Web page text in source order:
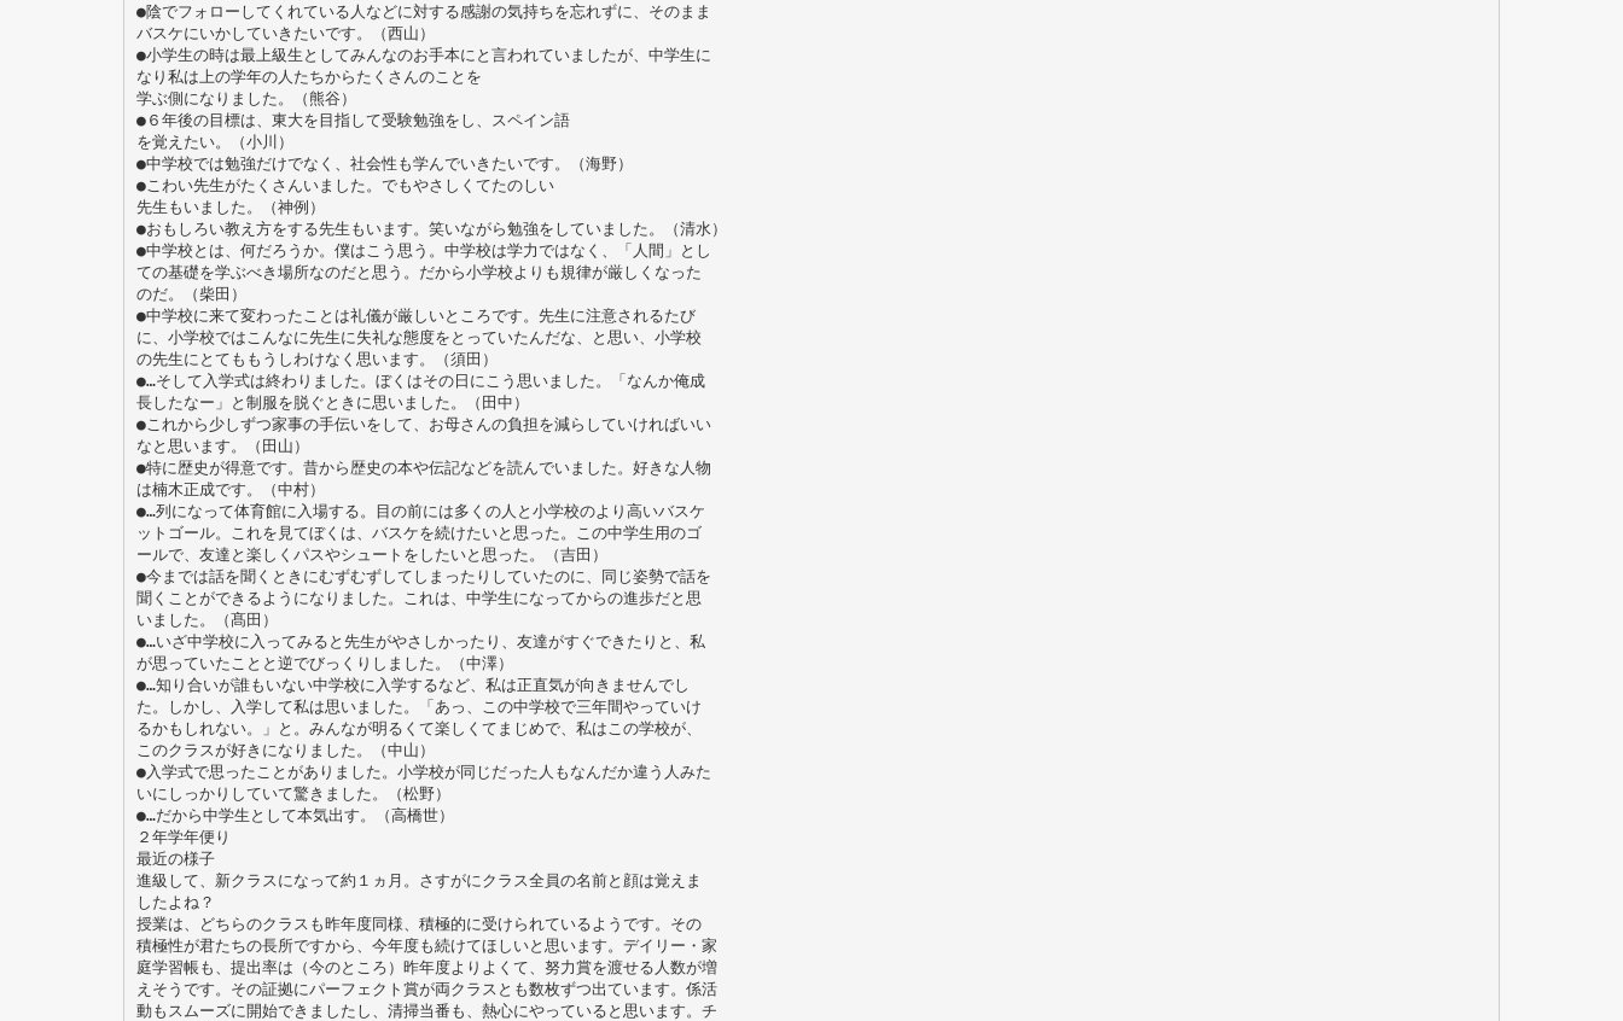
●陰でフォローしてくれている人などに対する感謝の気持ちを忘れずに、そのまま
バスケにいかしていきたいです。（西山）
●小学生の時は最上級生としてみんなのお手本にと言われていましたが、中学生に
なり私は上の学年の人たちからたくさんのことを
学ぶ側になりました。（熊谷）
●６年後の目標は、東大を目指して受験勉強をし、スペイン語
を覚えたい。（小川）
●中学校では勉強だけでなく、社会性も学んでいきたいです。（海野）
●こわい先生がたくさんいました。でもやさしくてたのしい
先生もいました。（神例）
●おもしろい教え方をする先生もいます。笑いながら勉強をしていました。（清水）
●中学校とは、何だろうか。僕はこう思う。中学校は学力ではなく、「人間」とし
ての基礎を学ぶべき場所なのだと思う。だから小学校よりも規律が厳しくなった
のだ。（柴田）
●中学校に来て変わったことは礼儀が厳しいところです。先生に注意されるたび
に、小学校ではこんなに先生に失礼な態度をとっていたんだな、と思い、小学校
の先生にとてももうしわけなく思います。（須田）
●…そして入学式は終わりました。ぼくはその日にこう思いました。「なんか俺成
長したなー」と制服を脱ぐときに思いました。（田中）
●これから少しずつ家事の手伝いをして、お母さんの負担を減らしていければいい
なと思います。（田山）
●特に歴史が得意です。昔から歴史の本や伝記などを読んでいました。好きな人物
は楠木正成です。（中村）
●…列になって体育館に入場する。目の前には多くの人と小学校のより高いバスケ
ットゴール。これを見てぼくは、バスケを続けたいと思った。この中学生用のゴ
ールで、友達と楽しくパスやシュートをしたいと思った。（吉田）
●今までは話を聞くときにむずむずしてしまったりしていたのに、同じ姿勢で話を
聞くことができるようになりました。これは、中学生になってからの進歩だと思
いました。（髙田）
●…いざ中学校に入ってみると先生がやさしかったり、友達がすぐできたりと、私
が思っていたことと逆でびっくりしました。（中澤）
●…知り合いが誰もいない中学校に入学するなど、私は正直気が向きませんでし
た。しかし、入学して私は思いました。「あっ、この中学校で三年間やっていけ
るかもしれない。」と。みんなが明るくて楽しくてまじめで、私はこの学校が、
このクラスが好きになりました。（中山）
●入学式で思ったことがありました。小学校が同じだった人もなんだか違う人みた
いにしっかりしていて驚きました。（松野）
●…だから中学生として本気出す。（高橋世）
２年学年便り
最近の様子
進級して、新クラスになって約１ヵ月。さすがにクラス全員の名前と顔は覚えま
したよね？
授業は、どちらのクラスも昨年度同様、積極的に受けられているようです。その
積極性が君たちの長所ですから、今年度も続けてほしいと思います。デイリー・家
庭学習帳も、提出率は（今のところ）昨年度よりよくて、努力賞を渡せる人数が増
えそうです。その証拠にパーフェクト賞が両クラスとも数枚ずつ出ています。係活
動もスムーズに開始できましたし、清掃当番も、熱心にやっていると思います。チ